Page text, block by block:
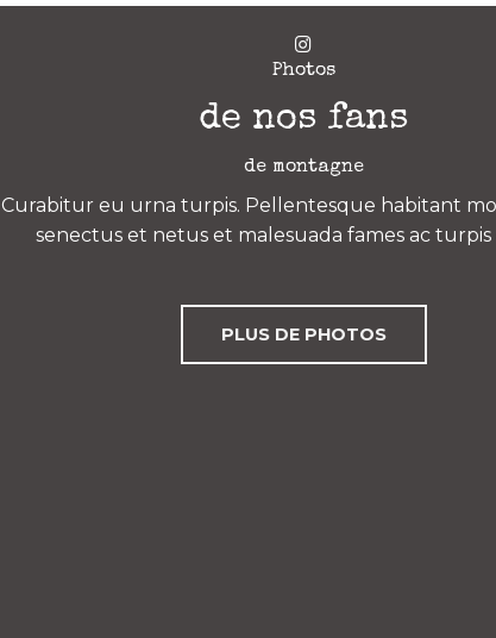
Photos
de nos fans
de montagne
Curabitur eu urna turpis. Pellentesque habitant
senectus et netus et malesuada fames ac turpis
PLUS DE PHOTOS